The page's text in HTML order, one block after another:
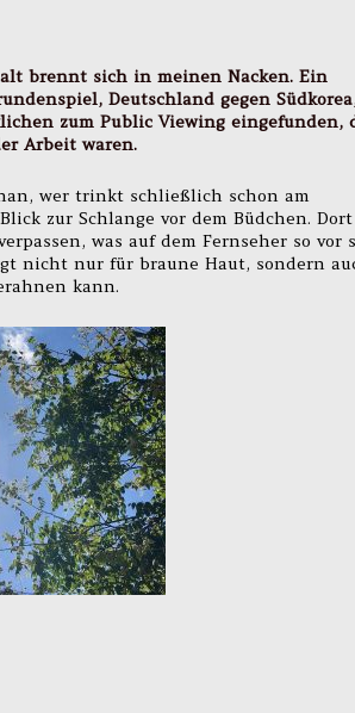
brennt sich in meinen Nacken. Ein
Deutschland gegen
zum Public Viewing eingefunden,
Arbeit waren.
wer trinkt schließlich schon am
zur Schlange vor dem Büdchen. Dort
was auf dem Fernseher so vor
nicht nur für braune Haut, sondern
kann.